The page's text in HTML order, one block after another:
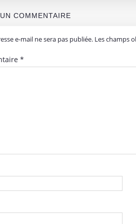
COMMENTAIRE
e-mail ne sera pas publiée. Les champs
*